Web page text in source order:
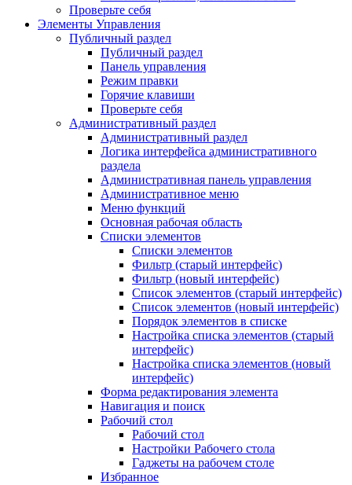
Проверьте себя
Элементы Управления
Публичный раздел
Публичный раздел
Панель управления
Режим правки
Горячие клавиши
Проверьте себя
Административный раздел
Административный раздел
Логика интерфейса административного
раздела
Административная панель управления
Административное меню
Меню функций
Основная рабочая область
Списки элементов
Списки элементов
Фильтр (старый интерфейс)
Фильтр (новый интерфейс)
Список элементов (старый интерфейс)
Список элементов (новый интерфейс)
Порядок элементов в списке
Настройка списка элементов (старый
интерфейс)
Настройка списка элементов (новый
интерфейс)
Форма редактирования элемента
Навигация и поиск
Рабочий стол
Рабочий стол
Настройки Рабочего стола
Гаджеты на рабочем столе
Избранное